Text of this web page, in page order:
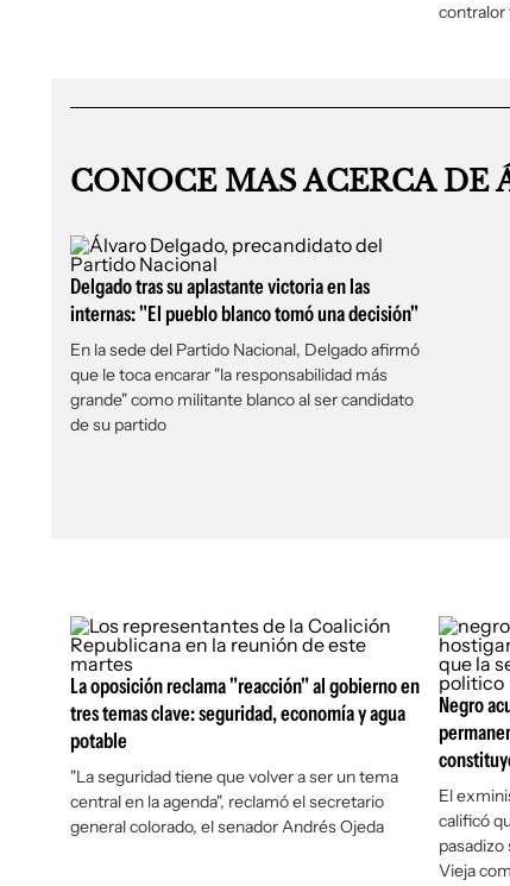
contralor
CONOCE MAS ACERCA DE
Delgado tras su aplastante victoria en las
internas: "El pueblo blanco tomó una decisión"
En la sede del Partido Nacional, Delgado afirmó
que le toca encarar "la responsabilidad más
grande" como militante blanco al ser candidato
de su partido
La oposición reclama "reacción" al gobierno en
tres temas clave: seguridad, economía y agua
potable
"La seguridad tiene que volver a ser un tema
central en la agenda", reclamó el secretario
general colorado, el senador Andrés Ojeda
Negro
El
calificó
pasadizo
Vieja